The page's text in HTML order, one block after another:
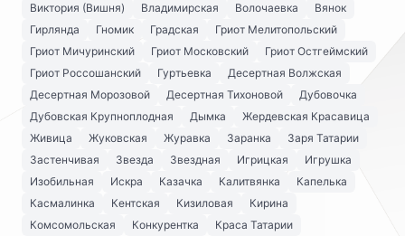
Виктория (Вишня)
Владимирская Волочаевка
Вянок
Гирлянда
Гномик Градская
Гриот Мелитопольский
Гриот Мичуринский
Гриот Московский
Гриот Остгеймский
Гриот Россошанский
Гуртьевка
Десертная Волжская
Десертная Морозовой
Десертная Тихоновой
Дубовочка
Дубовская Крупноплодная
Дымка
Жердевская Красавица
Живица
Жуковская Журавка Заранка
Заря Татарии
Застенчивая
Звезда Звездная Игрицкая
Игрушка
Изобильная
Искра Казачка Калитвянка
Капелька
Касмалинка
Кентская Кизиловая
Кирина
Комсомольская
Конкурентка
Краса Татарии